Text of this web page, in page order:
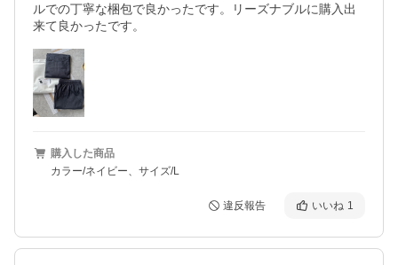
ルでの丁寧な梱包で良かったです。リーズナブルに購入出
来て良かったです。
購入した商品
カラー/ネイビー、サイズ/L
違反報告 いいね 1